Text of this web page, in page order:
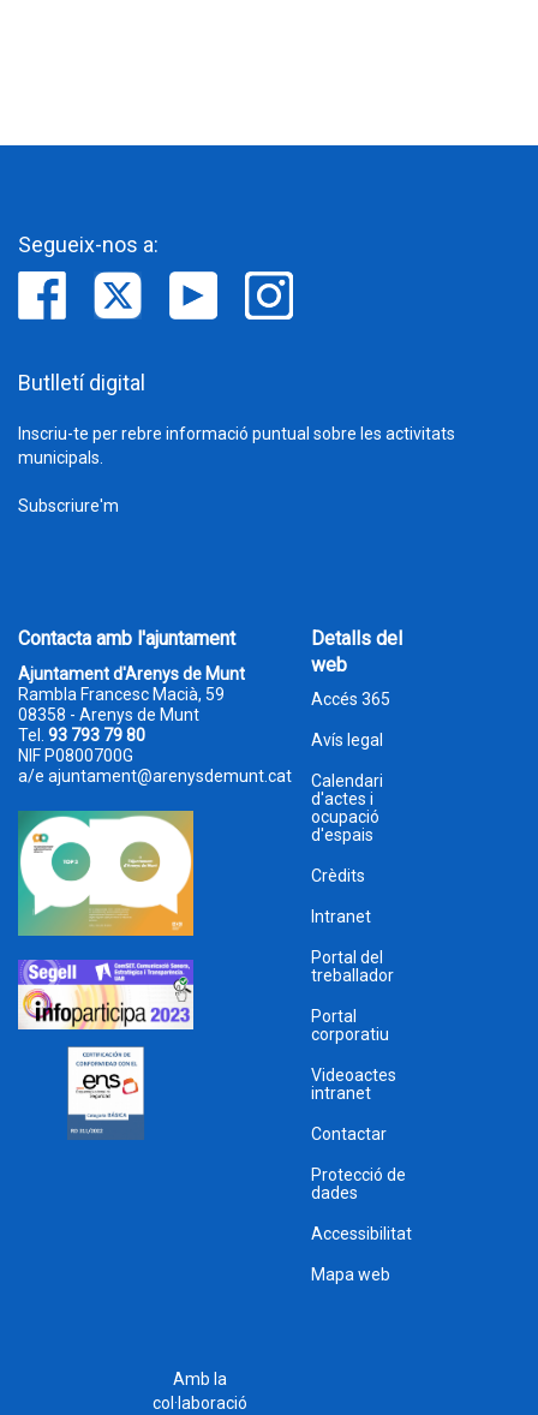
Segueix-nos a:
Butlletí digital
Inscriu-te per rebre informació puntual sobre les activitats
municipals.
Subscriure'm
Contacta amb l'ajuntament
Ajuntament d'Arenys de Munt
Rambla Francesc Macià, 59
08358 - Arenys de Munt
Tel. 93 793 79 80
NIF P0800700G
a/e ajuntament@arenysdemunt.cat
Detalls del
web
Accés 365
Avís legal
Calendari
d'actes i
ocupació
d'espais
Crèdits
Intranet
Portal del
treballador
Portal
corporatiu
Videoactes
intranet
Contactar
Protecció de
dades
Accessibilitat
Mapa web
Amb la
col·laboració